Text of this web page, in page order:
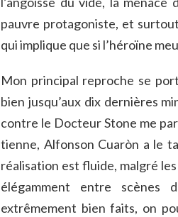
pauvre protagoniste, et
qui implique que si l’héroïne
Mon principal reproche se
bien jusqu’aux dix dernières
contre le Docteur Stone me
tienne, Alfonson Cuaròn a le
réalisation est fluide, malgré
élégamment entre scènes
extrêmement bien faits, on